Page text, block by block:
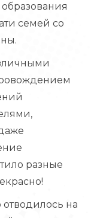
семей со
разные
на